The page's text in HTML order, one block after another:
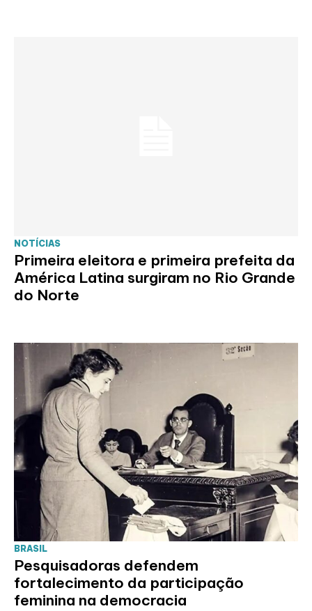
NOTÍCIAS
Primeira eleitora e primeira prefeita da
América Latina surgiram no Rio Grande
do Norte
BRASIL
Pesquisadoras defendem
fortalecimento da participação
feminina na democracia